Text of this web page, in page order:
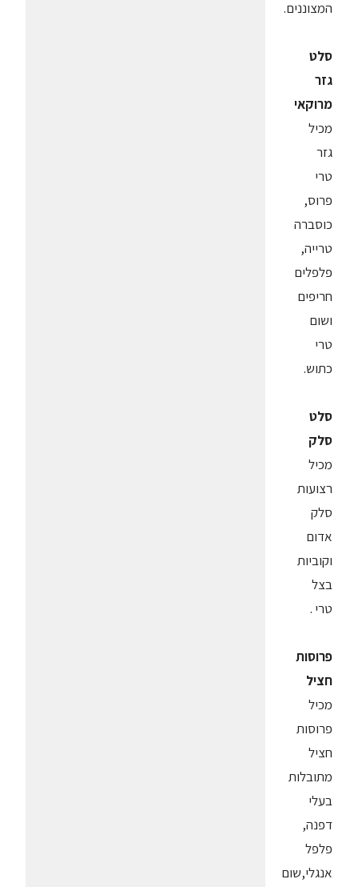
המצוננים.
סלט
גזר
מרוקאי
מכיל
גזר
טרי
פרוס,
כוסברה
טרייה,
פלפלים
חריפים
ושום
טרי
כתוש.
סלט
סלק
מכיל
רצועות
סלק
אדום
וקוביות
בצל
טרי .
פרוסות
חציל
מכיל
פרוסות
חציל
מתובלות
בעלי
דפנה,
פלפל
אנגלי,שום